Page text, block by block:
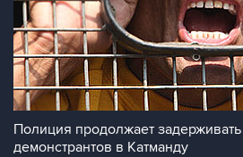
Полиция продолжает задерживать
демонстрантов в Катманду